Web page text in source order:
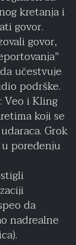
kretanja i
govor.
govor,
učestvuje
podrške.
Veo i Kling
koji se
Grok
poređenju
da
nadrealne